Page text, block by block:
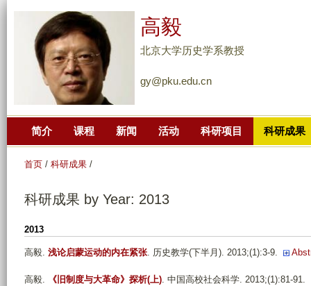
主
要
高毅
北京大学历史学系教授
gy@pku.edu.cn
简介 课程 新闻 活动 科研项目 科研成果
首页 / 科研成果 /
科研成果 by Year: 2013
2013
高毅. 浅论启蒙运动的内在紧张. 历史教学(下半月). 2013;(1):3-9.
高毅. 《旧制度与大革命》探析(上). 中国高校社会科学. 2013;(1):81-91.